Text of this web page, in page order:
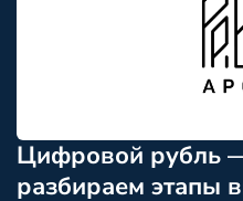
Цифровой рубль
разбираем этапы